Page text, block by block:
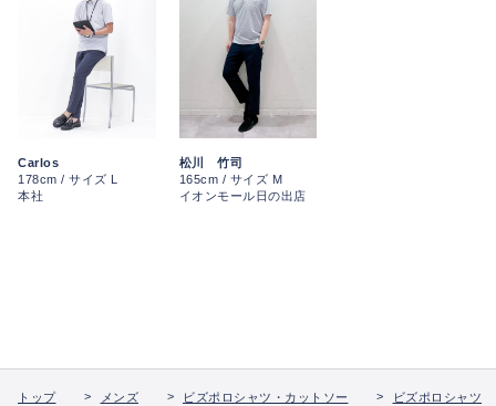
Carlos
178cm / サイズ L
本社
松川 竹司
165cm / サイズ M
イオンモール日の出店
トップ メンズ ビズポロシャツ・カットソー ビズポロシャツ